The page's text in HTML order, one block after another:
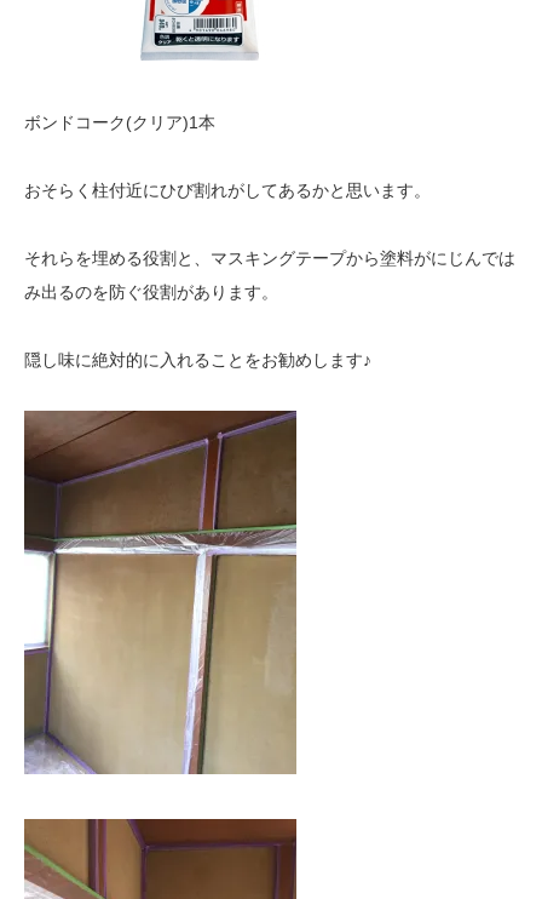
ボンドコーク(クリア)1本
おそらく柱付近にひび割れがしてあるかと思います。
それらを埋める役割と、マスキングテープから塗料がにじんでは
み出るのを防ぐ役割があります。
隠し味に絶対的に入れることをお勧めします♪